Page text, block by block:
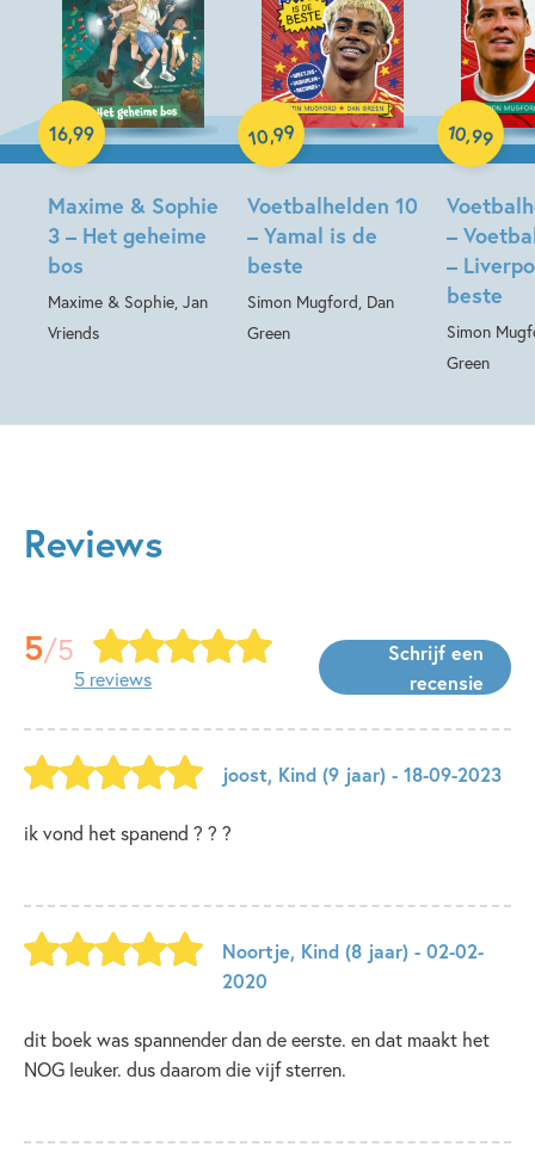
Maxime & Sophie
3 – Het geheime
bos
Maxime & Sophie, Jan
Vriends
16,99
Hardcover
Voetbalhelden 10
– Yamal is de
beste
Simon Mugford, Dan
Green
10,99
Hardcover
–
–
beste
Simon
Green
10,99
Hardcover
Reviews
5/5
5 reviews
Schrijf een
recensie
joost, Kind (9 jaar) - 18-09-2023
ik vond het spanend ?️ ? ?
Noortje, Kind (8 jaar) - 02-02-
2020
dit boek was spannender dan de eerste. en dat maakt het
NOG leuker. dus daarom die vijf sterren.